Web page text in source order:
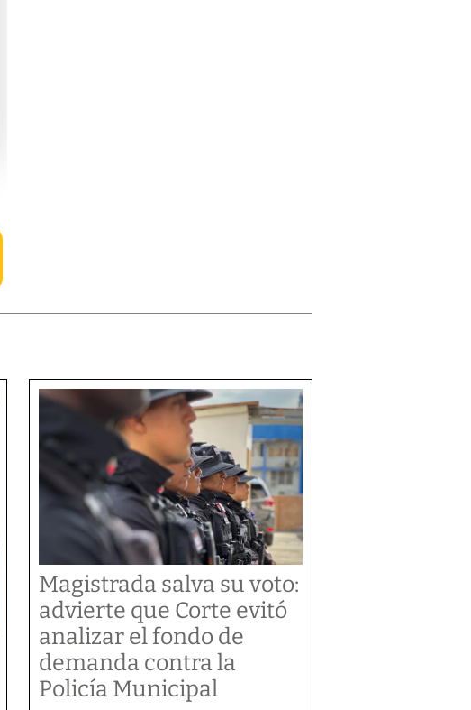
Magistrada salva su voto:
advierte que Corte evitó
analizar el fondo de
demanda contra la
Policía Municipal